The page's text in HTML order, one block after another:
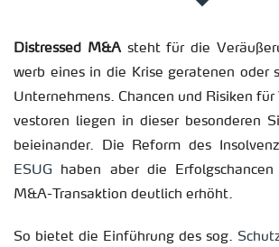
Dis­tres­sed M&Asteht für die
werb eines in die Krise ge­ra­te­nen oder
Un­ter­neh­mens. Chan­cen und Ri­si­ken
ves­to­ren lie­gen in die­ser be­son­de­ren
bei­ein­an­der. Die Re­form des
ESUG haben aber die Er­folgs­chan­cen
M&A-Trans­ak­ti­on deut­lich er­höht.
So bie­tet die Ein­füh­rung des sog.